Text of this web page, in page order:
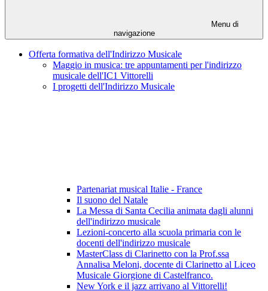
Menu di
navigazione
Offerta formativa dell'Indirizzo Musicale
Maggio in musica: tre appuntamenti per l'indirizzo
musicale dell'IC1 Vittorelli
I progetti dell'Indirizzo Musicale
Partenariat musical Italie - France
Il suono del Natale
La Messa di Santa Cecilia animata dagli alunni
dell'indirizzo musicale
Lezioni-concerto alla scuola primaria con le
docenti dell'indirizzo musicale
MasterClass di Clarinetto con la Prof.ssa
Annalisa Meloni, docente di Clarinetto al Liceo
Musicale Giorgione di Castelfranco.
New York e il jazz arrivano al Vittorelli!